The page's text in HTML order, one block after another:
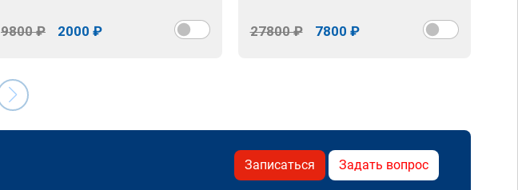
9800 ₽ 2000 ₽ 27800 ₽ 7800 ₽
Записаться Задать вопрос